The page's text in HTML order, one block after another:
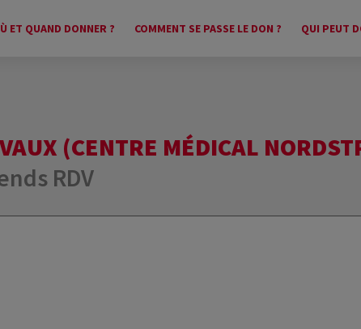
ET QUAND DONNER ? COMMENT SE PASSE LE DON ? QUI PEUT
(CENTRE MÉDICAL
RDV